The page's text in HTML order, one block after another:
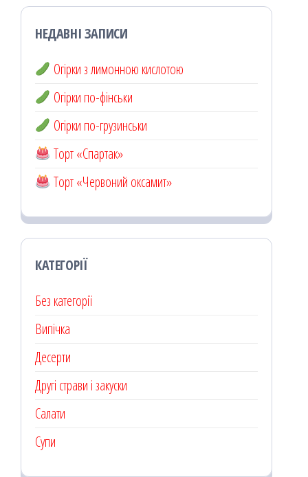
НЕДАВНІ ЗАПИСИ
Огірки з лимонною кислотою
Огірки по-фінськи
Огірки по-грузинськи
Торт «Спартак»
Торт «Червоний оксамит»
КАТЕГОРІЇ
Без категорії
Випічка
Десерти
Другі страви і закуски
Салати
Супи